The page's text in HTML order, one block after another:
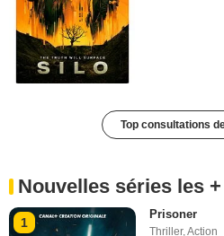
Top consultations
Nouvelles séries les
1
Prisoner
Thriller,Action